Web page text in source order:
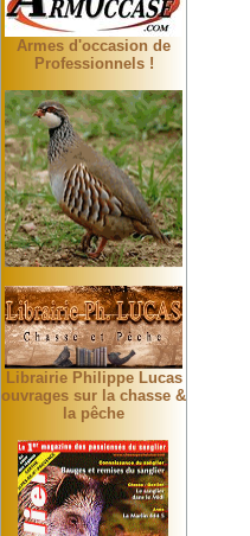
Armes d'occasion de
Professionnels !
Librairie Philippe Lucas
ouvrages sur la chasse &
la pêche